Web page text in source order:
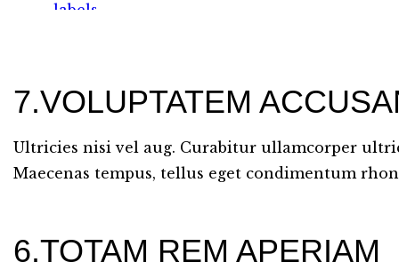
7.VOLUPTATEM
Ultricies nisi vel aug. Curabitur ullamcorper
Maecenas tempus, tellus eget condimentum
6.TOTAM REM APERIAM